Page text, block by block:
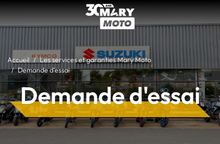
Accueil
Les services et garanties Mary Moto
Demande d'essai
Demande d'essai